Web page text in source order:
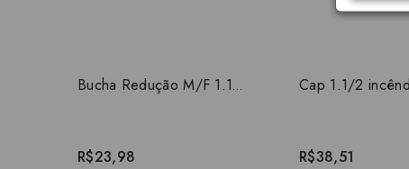
Bucha Redução M/F 1.1/2 X 3/4 incêndio CPVC 19039
R$23,98 R$38,51